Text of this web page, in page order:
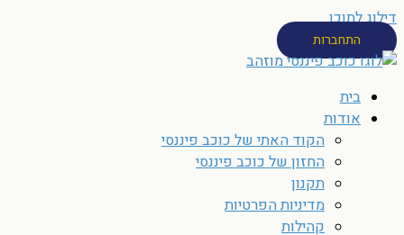
דילוג לתוכן
התחברות
בית
אודות
הקוד האתי של כוכב פיננסי
החזון של כוכב פיננסי
תקנון
מדיניות הפרטיות
קהילות